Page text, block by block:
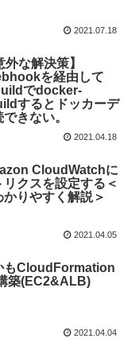
2021.07.18
外な解決策】
を経由して
でdocker-
するとドッカーデ
きない。
2021.04.18
CloudWatchに
リクスを設定する＜
りやすく解説＞
2021.04.05
もCloudFormation
築(EC2&ALB)
2021.04.04